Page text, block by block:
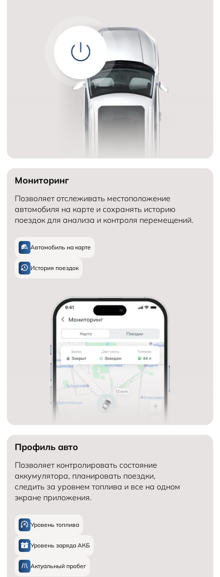
Мониторинг
Позволяет отслеживать местоположение
автомобиля на карте и сохранять историю
поездок для анализа и контроля перемещений.
Автомобиль на карте
История поездок
Профиль авто
Позволяет контролировать состояние
аккумулятора, планировать поездки,
следить за уровнем топлива и все на одном
экране приложения.
Уровень топлива
Уровень заряда АКБ
Актуальный пробег